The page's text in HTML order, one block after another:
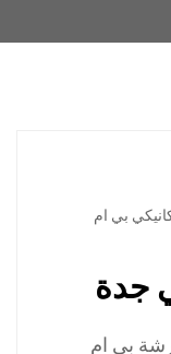
بي ام
جدة
بي ام